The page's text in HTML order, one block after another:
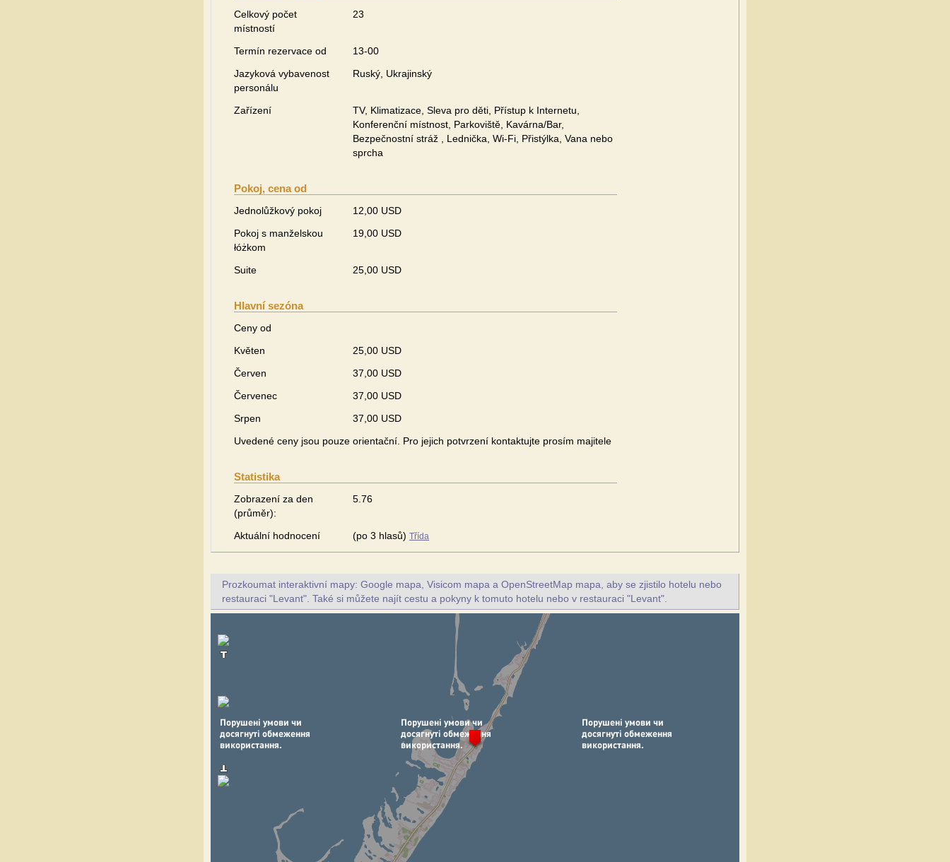
Celkový počet
místností
23
Termín rezervace od
13-00
Jazyková vybavenost
personálu
Ruský, Ukrajinský
Zařízení
TV, Klimatizace, Sleva pro děti, Přístup k Internetu,
Konferenční místnost, Parkoviště, Kavárna/Bar,
Bezpečnostní stráž , Lednička, Wi-Fi, Přistýlka, Vana nebo
sprcha
Pokoj, cena od
Jednolůžkový pokoj
12,00 USD
Pokoj s manželskou
łóżkom
19,00 USD
Suite 25,00 USD
Hlavní sezóna
Ceny od
Květen
25,00 USD
Červen
37,00 USD
Červenec
37,00 USD
Srpen
37,00 USD
Uvedené ceny jsou pouze orientační. Pro jejich potvrzení kontaktujte prosím majitele
Statistika
Zobrazení za den
(průměr):
5.76
Aktuální hodnocení (po 3 hlasů) Třída
Prozkoumat interaktivní mapy: Google mapa, Visicom mapa a OpenStreetMap mapa, aby se zjistilo hotelu nebo
restauraci "Levant". Také si můžete najít cestu a pokyny k tomuto hotelu nebo v restauraci "Levant".